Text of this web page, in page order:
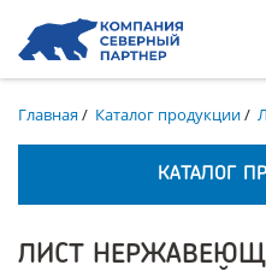
Главная/ Каталог продукции/
КАТАЛОГ
ЛИСТ